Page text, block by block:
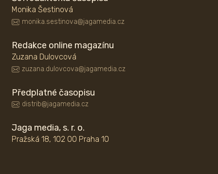
Monika Šestinová
monika.sestinova@jagamedia.cz
Redakce online magazínu
Zuzana Dulovcová
zuzana.dulovcova@jagamedia.cz
Předplatné časopisu
distrib@jagamedia.cz
Jaga media, s. r. o.
Pražská 18, 102 00 Praha 10